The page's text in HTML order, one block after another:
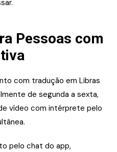
Pessoas com
com tradução em Libras
de segunda a sexta,
vídeo com intérprete pelo
pelo chat do app,